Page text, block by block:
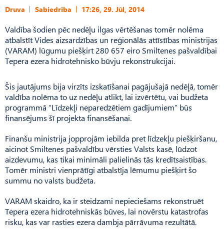
Druva Sabiedrība 17:26, 29. Jūl, 2014
Valdība šodien pēc nedēļu ilgas vērtēšanas tomēr nolēma
atbalstīt Vides aizsardzības un reģionālās attīstības ministrijas
(VARAM) lūgumu piešķirt 280 657 eiro Smiltenes pašvaldībai
Tepera ezera hidrotehnisko būvju rekonstrukcijai.
Šis jautājums bija virzīts izskatīšanai pagājušajā nedēļā, tomēr
valdība nolēma to uz nedēļu atlikt, lai izvērtētu, vai budžeta
programmā “Līdzekļi neparedzētiem gadījumiem” būs
finansējums šī projekta finansēšanai.
Finanšu ministrija jopprojām iebilda pret līdzekļu piešķiršanu,
aicinot Smiltenes pašvaldību vērsties Valsts kasē, lūdzot
aizdevumu, kas tikai minimāli palielinās tās kredītsaistības.
Tomēr ministri vienprātīgi atbalstīja lēmumu piešķirt šo
summu no valsts budžeta.
VARAM skaidro, ka ir steidzami nepieciešams rekonstruēt
Tepera ezera hidrotehniskās būves, lai novērstu katastrofas
risku, kas var rasties ezera dambja pārrāvuma rezultātā.